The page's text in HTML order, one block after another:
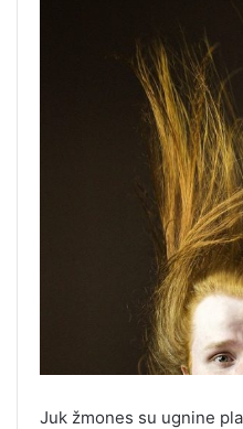
Juk žmones su ugnine